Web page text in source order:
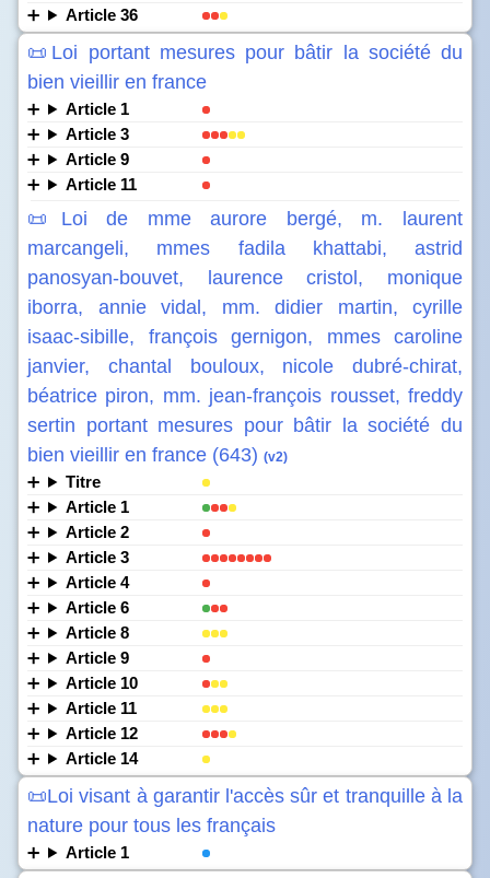
Article 36
📜Loi portant mesures pour bâtir la société du
bien vieillir en france
Article 1
Article 3
Article 9
Article 11
📜Loi de mme aurore bergé, m. laurent
marcangeli, mmes fadila khattabi, astrid
panosyan-bouvet, laurence cristol, monique
iborra, annie vidal, mm. didier martin, cyrille
isaac-sibille, françois gernigon, mmes caroline
janvier, chantal bouloux, nicole dubré-chirat,
béatrice piron, mm. jean-françois rousset, freddy
sertin portant mesures pour bâtir la société du
bien vieillir en france (643) (v2)
Titre
Article 1
Article 2
Article 3
Article 4
Article 6
Article 8
Article 9
Article 10
Article 11
Article 12
Article 14
📜Loi visant à garantir l'accès sûr et tranquille à la
nature pour tous les français
Article 1